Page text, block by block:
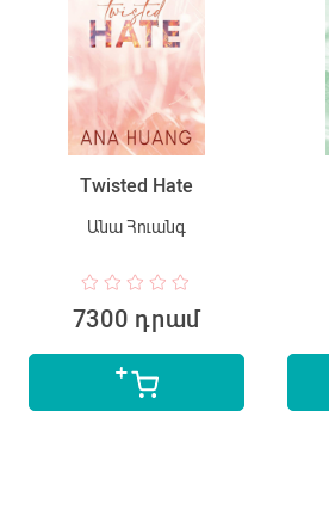
Twisted Hate
Անա Հուանգ
7300 դրամ